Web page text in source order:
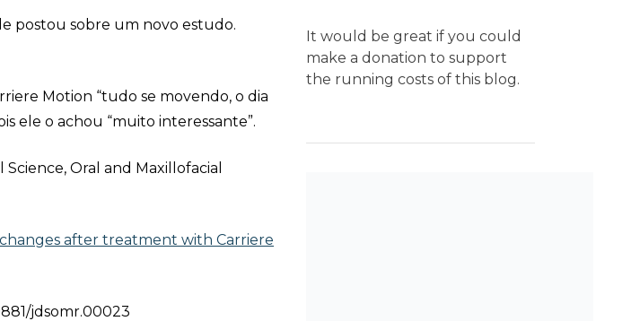
postou sobre um novo estudo.
Motion “tudo se movendo, o dia
ele o achou “muito interessante”.
Oral and Maxillofacial
after treatment with Carriere
jdsomr.00023
It would be great if you could
make a donation to support
the running costs of this blog.